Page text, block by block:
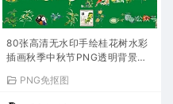
80张高清无水印手绘桂花树水彩
插画秋季中秋节PNG透明背景免
下载PS大师平面设计网站包合集
PSD海报
PNG免抠图